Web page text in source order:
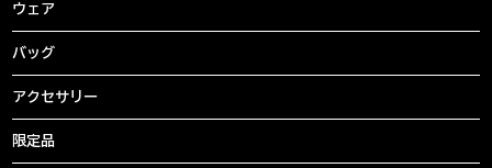
ウェア
バッグ
アクセサリー
限定品